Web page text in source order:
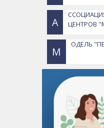
А
ЦЕНТРОВ
М
ОДЕЛЬ